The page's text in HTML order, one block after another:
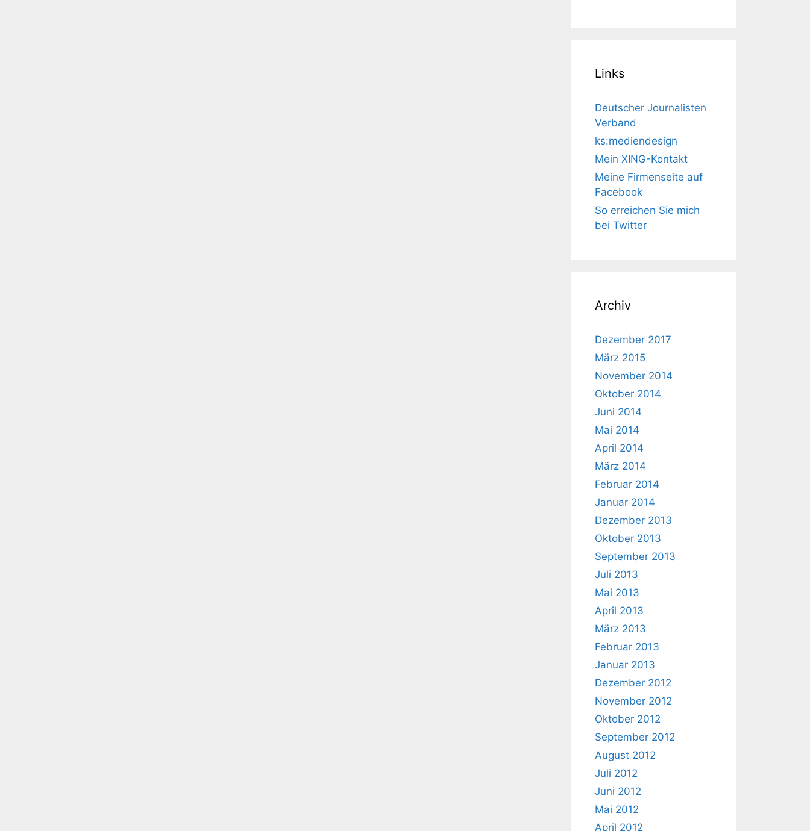
Links
Deutscher Journalisten
Verband
ks:mediendesign
Mein XING-Kontakt
Meine Firmenseite auf
Facebook
So erreichen Sie mich
bei Twitter
Archiv
Dezember 2017
März 2015
November 2014
Oktober 2014
Juni 2014
Mai 2014
April 2014
März 2014
Februar 2014
Januar 2014
Dezember 2013
Oktober 2013
September 2013
Juli 2013
Mai 2013
April 2013
März 2013
Februar 2013
Januar 2013
Dezember 2012
November 2012
Oktober 2012
September 2012
August 2012
Juli 2012
Juni 2012
Mai 2012
April 2012